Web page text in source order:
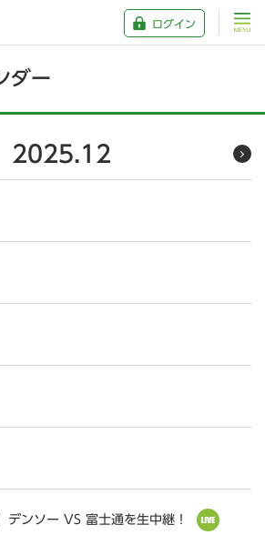
ログイン
ダー
2025.12
デンソー VS 富士通を生中継！